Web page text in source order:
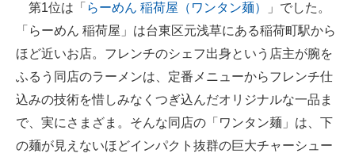
第1位は「 らーめん 稲荷屋（ワンタン麺）
」でした。
「らーめん 稲荷屋」は台東区元浅草にある稲荷町駅から
ほど近いお店。フレンチのシェフ出身という店主が腕を
ふるう同店のラーメンは、定番メニューからフレンチ仕
込みの技術を惜しみなくつぎ込んだオリジナルな一品ま
で、実にさまざま。そんな同店の「ワンタン麺」は、下
の麺が見えないほどインパクト抜群の巨大チャーシュー